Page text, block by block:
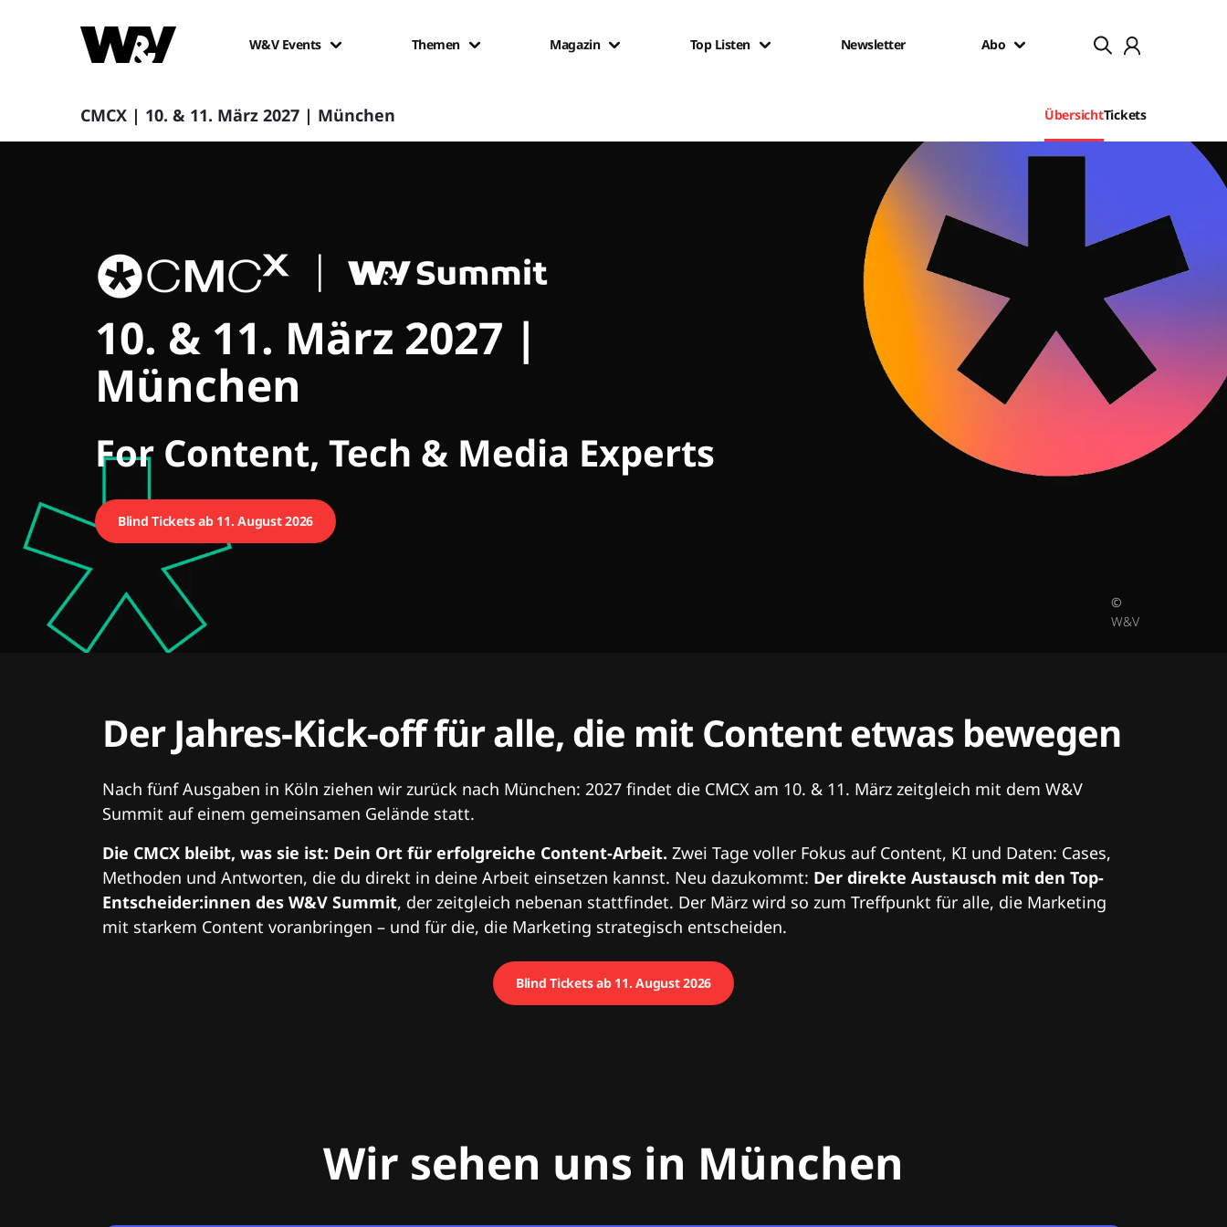
W&V Events Themen Magazin Top Listen Newsletter Abo
CMCX | 10. & 11. März 2027 | München ÜbersichtTickets
CMCX
10. & 11. März 2027 |
München
For Content, Tech & Media Experts
Blind Tickets ab 11. August 2026
©
W&V
Der Jahres-Kick-off für alle, die mit Content etwas bewegen
Nach fünf Ausgaben in Köln ziehen wir zurück nach München: 2027 findet die CMCX am 10. & 11. März zeitgleich mit dem W&V
Summit auf einem gemeinsamen Gelände statt.
Die CMCX bleibt, was sie ist: Dein Ort für erfolgreiche Content-Arbeit. Zwei Tage voller Fokus auf Content, KI und Daten: Cases,
Methoden und Antworten, die du direkt in deine Arbeit einsetzen kannst. Neu dazukommt: Der direkte Austausch mit den Top-
Entscheider:innen des W&V Summit, der zeitgleich nebenan stattfindet. Der März wird so zum Treffpunkt für alle, die Marketing
mit starkem Content voranbringen – und für die, die Marketing strategisch entscheiden.
Blind Tickets ab 11. August 2026
Wir sehen uns in München